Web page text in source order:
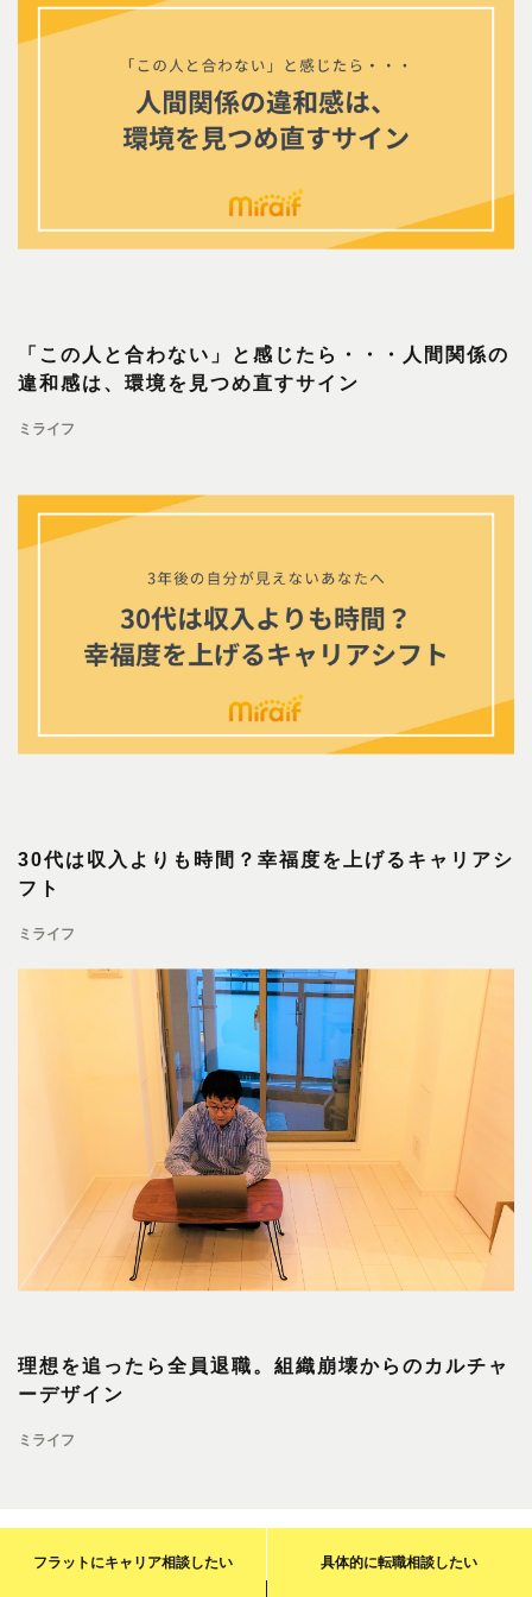
フラットにキャリア相談したい 具体的に転職相談したい
「この人と合わない」と感じたら・・・人間関係の
違和感は、環境を見つめ直すサイン
ミライフ
30代は収入よりも時間？幸福度を上げるキャリアシ
フト
ミライフ
理想を追ったら全員退職。組織崩壊からのカルチャ
ーデザイン
ミライフ